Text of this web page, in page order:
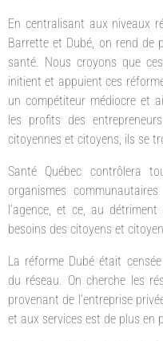
En centralisant aux niveaux
Barrette et Dubé, on rend de
santé. Nous croyons que
initient et appuient ces
un compétiteur médiocre et
les profits des
citoyennes et citoyens, ils se
Santé Québec contrôlera
organismes
l’agence, et ce, au
besoins des citoyens et
La réforme Dubé était
du réseau. On cherche les
provenant de l’entreprise
et aux services est de plus en